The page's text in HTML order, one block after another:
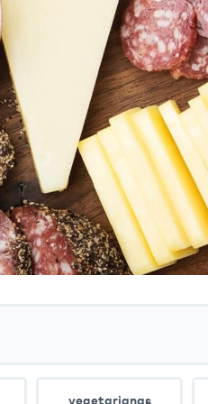
vegetarianas